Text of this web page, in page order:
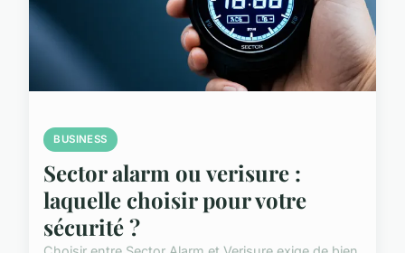
BUSINESS
Sector alarm ou verisure :
laquelle choisir pour votre
sécurité ?